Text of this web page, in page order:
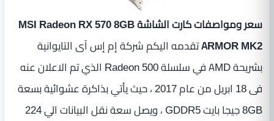
سعر ومواصفات كارت الشاشة MSI Radeon RX 570 8GB
ARMOR MK2تقدمه اليكم شركة إم إس آى التايوانية
بشريحة AMD في سلسلة Radeon 500 الذي تم الاعلان عنه
فى 18 ابريل من عام 2017 ، حيث يأتي بذاكرة عشوائية بسعة
8GB جيجا بايت GDDR5 ، ويصل سعة نقل البيانات الي 224